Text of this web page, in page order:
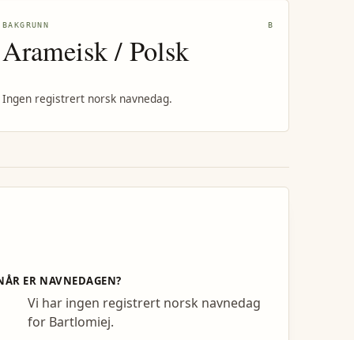
BAKGRUNN B
Arameisk / Polsk
Ingen registrert norsk navnedag.
ER NAVNEDAGEN?
Vi har ingen registrert norsk navnedag
for Bartlomiej.